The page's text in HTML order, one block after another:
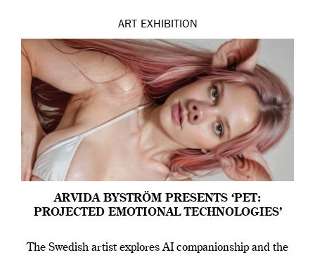
ART EXHIBITION
ARVIDA BYSTRÖM PRESENTS ‘PET:
PROJECTED EMOTIONAL TECHNOLOGIES’
The Swedish artist explores AI companionship and the